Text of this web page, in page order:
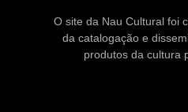
O site da Nau Cultural foi
da catalogação e
produtos da cultura